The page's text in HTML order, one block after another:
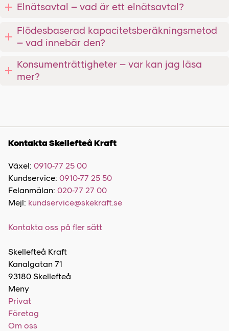
Elnätsavtal – vad är ett elnätsavtal?
Flödesbaserad kapacitetsberäkningsmetod
– vad innebär den?
Konsumenträttigheter – var kan jag läsa
mer?
Kontakta Skellefteå Kraft
Växel: 0910-77 25 00
Kundservice: 0910-77 25 50
Felanmälan: 020-77 27 00
Mejl: kundservice@skekraft.se
Kontakta oss på fler sätt
Skellefteå Kraft
Kanalgatan 71
93180 Skellefteå
Meny
Privat
Företag
Om oss